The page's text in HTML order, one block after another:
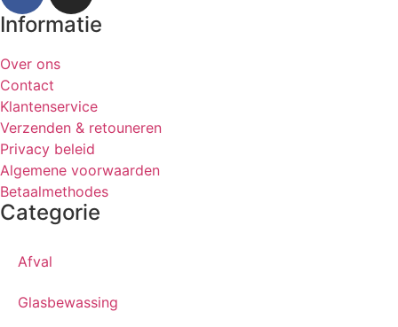
Informatie
Over ons
Contact
Klantenservice
Verzenden & retouneren
Privacy beleid
Algemene voorwaarden
Betaalmethodes
Categorie
Afval
Glasbewassing